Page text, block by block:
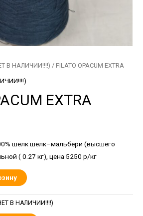
В НАЛИЧИИ!!!!) / FILATO OPACUM EXTRA
EXTRA
шелк шелк–мальбери (высшего
( 0.27 кг), цена 5250 р/кг
В НАЛИЧИИ!!!!)